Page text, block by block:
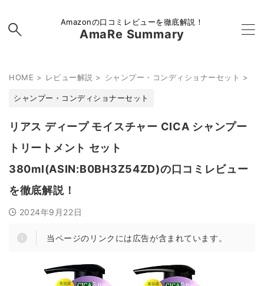
Amazonの口コミレビューを徹底解説！
AmaRe Summary
HOME > レビュー解説 > シャンプー・コンディショナーセット >
シャンプー・コンディショナーセット
リアス ディープ モイスチャー CICA シャンプー
トリートメント セット
380ml(ASIN:B0BH3Z54ZD)の口コミレビュー
を徹底解説！
2024年9月22日
当ページのリンクには広告が含まれています。